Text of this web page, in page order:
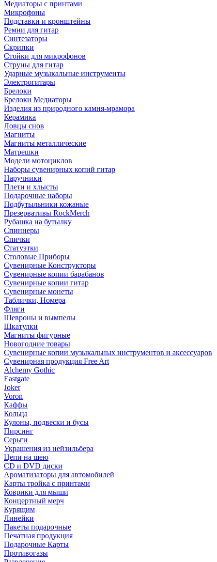
Медиаторы с принтами
Микрофоны
Подставки и кронштейны
Ремни для гитар
Синтезаторы
Скрипки
Стойки для микрофонов
Струны для гитар
Ударные музыкальные инструменты
Электрогитары
Брелоки
Брелоки Медиаторы
Изделия из природного камня-мрамора
Керамика
Ловцы снов
Магниты
Магниты металлические
Матрешки
Модели мотоциклов
Наборы сувенирных копий гитар
Наручники
Плети и хлысты
Подарочные наборы
Подбутыльники кожаные
Презервативы RockMerch
Рубашка на бутылку
Спиннеры
Спички
Статуэтки
Столовые Приборы
Сувенирные Конструкторы
Сувенирные копии барабанов
Сувенирные копии гитар
Сувенирные монеты
Таблички, Номера
Фляги
Шевроны и вымпелы
Шкатулки
Магниты фигурные
Новогодние товары
Сувенирные копии музыкальных инструментов и аксессуаров
Сувенирная продукция Free Art
Alchemy Gothic
Eastgate
Joker
Voron
Каффы
Кольца
Кулоны, подвески и бусы
Пирсинг
Серьги
Украшения из нейзильбера
Цепи на шею
CD и DVD диски
Ароматизаторы для автомобилей
Карты тройка с принтами
Коврики для мыши
Концертный мерч
Курящим
Линейки
Пакеты подарочные
Печатная продукция
Подарочные Карты
Противогазы